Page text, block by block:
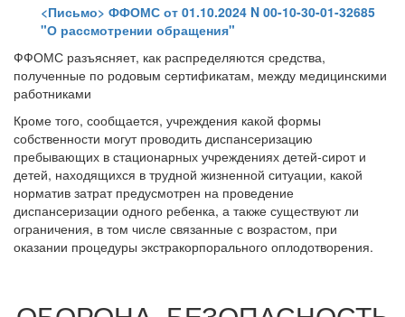
<Письмо> ФФОМС от 01.10.2024 N 00-10-30-01-32685
"О рассмотрении обращения"
ФФОМС разъясняет, как распределяются средства,
полученные по родовым сертификатам, между медицинскими
работниками
Кроме того, сообщается, учреждения какой формы
собственности могут проводить диспансеризацию
пребывающих в стационарных учреждениях детей-сирот и
детей, находящихся в трудной жизненной ситуации, какой
норматив затрат предусмотрен на проведение
диспансеризации одного ребенка, а также существуют ли
ограничения, в том числе связанные с возрастом, при
оказании процедуры экстракорпорального оплодотворения.